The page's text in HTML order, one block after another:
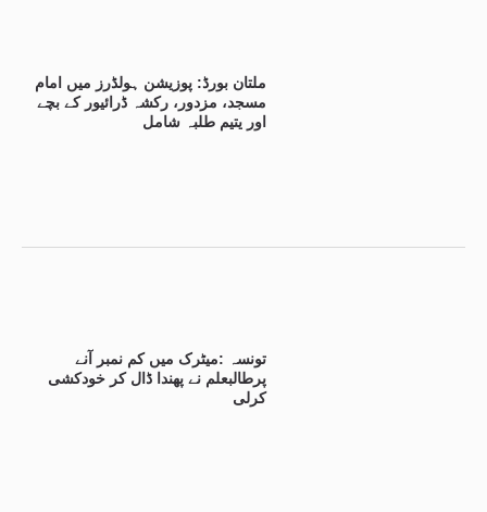
ملتان بورڈ: پوزیشن ہولڈرز میں امام
مسجد، مزدور، رکشہ ڈرائیور کے بچے
اور یتیم طلبہ شامل
تونسہ :میٹرک میں کم نمبر آنے
پرطالبعلم نے پھندا ڈال کر خودکشی
کرلی